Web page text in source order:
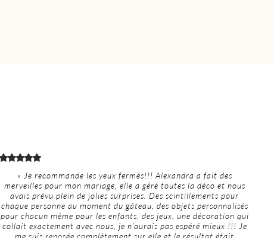
« Je recommande les yeux fermés!!! Alexandra a fait des
merveilles pour mon mariage, elle a géré toutes la déco et nous
avais prévu plein de jolies surprises. Des scintillements pour
chaque personne au moment du gâteau, des objets personnalisés
pour chacun même pour les enfants, des jeux, une décoration qui
collait exactement avec nous, je n’aurais pas espéré mieux !!! Je
me suis reposée complètement sur elle et le résultat était